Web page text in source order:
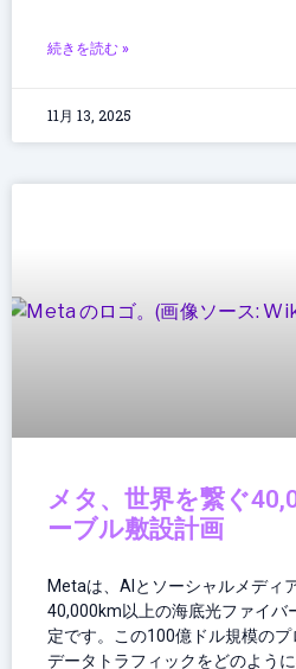
続きを読む »
11月 13, 2025
メタ、世界を繋ぐ
ーブル敷設計画
Metaは、AIとソーシャルメディ
40,000km以上の海底光ファイバ
定です。この100億ドル規模の
データトラフィックをどのよう